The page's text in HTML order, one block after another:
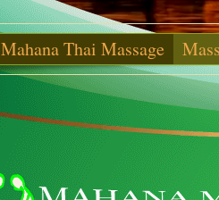
Mahana Thai Massage